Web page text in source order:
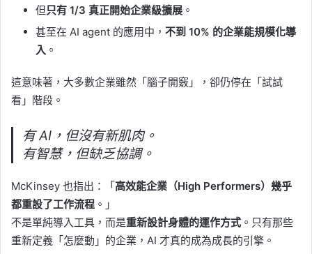
但只有 1/3 真正開始企業級擴展 。
甚至在 AI agent 的應用中， 不到 10% 的企業能規模化導
入 。
這意味著，大多數企業雖然「腦子開竅」，卻仍停在「試試
看」階段。
有 AI，但沒有新肌肉。
有智慧，但缺乏協調。
McKinsey 也指出：「高效能企業（High Performers）幾乎
都重設了工作流程 。」
不是單純導入工具，而是重新設計身體的運作方式 。只有那些
重新定義「怎麼動」的企業，AI 才真的成為成長的引擎。